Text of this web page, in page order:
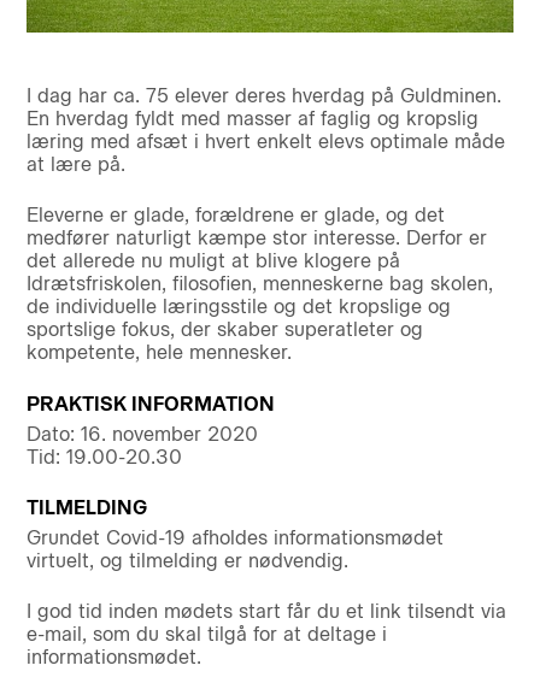
I dag har ca. 75 elever deres hverdag på Guldminen.
En hverdag fyldt med masser af faglig og kropslig
læring med afsæt i hvert enkelt elevs optimale måde
at lære på.
Eleverne er glade, forældrene er glade, og det
medfører naturligt kæmpe stor interesse. Derfor er
det allerede nu muligt at blive klogere på
Idrætsfriskolen, filosofien, menneskerne bag skolen,
de individuelle læringsstile og det kropslige og
sportslige fokus, der skaber superatleter og
kompetente, hele mennesker.
PRAKTISK INFORMATION
Dato: 16. november 2020
Tid: 19.00-20.30
TILMELDING
Grundet Covid-19 afholdes informationsmødet
virtuelt, og tilmelding er nødvendig.
I god tid inden mødets start får du et link tilsendt via
e-mail, som du skal tilgå for at deltage i
informationsmødet.